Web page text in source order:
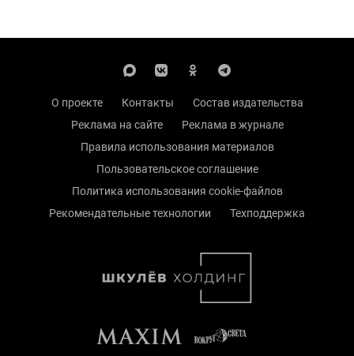
О проекте Контакты
Состав издательства
Реклама на сайте
Реклама в журнале
Правила использования материалов
Пользовательское соглашение
Политика использования cookie-файлов
Рекомендательные технологии
Техподдержка